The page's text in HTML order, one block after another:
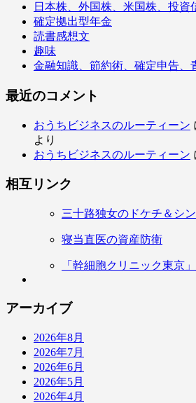
日本株、外国株、米国株、投資
確定拠出型年金
読書感想文
趣味
金融知識、節約術、確定申告、
最近のコメント
おうちビジネスのルーティーン
より
おうちビジネスのルーティーン
相互リンク
三十路独女のドケチ＆シ
寝当直医の資産防衛
「幹細胞クリニック東京」
アーカイブ
2026年8月
2026年7月
2026年6月
2026年5月
2026年4月